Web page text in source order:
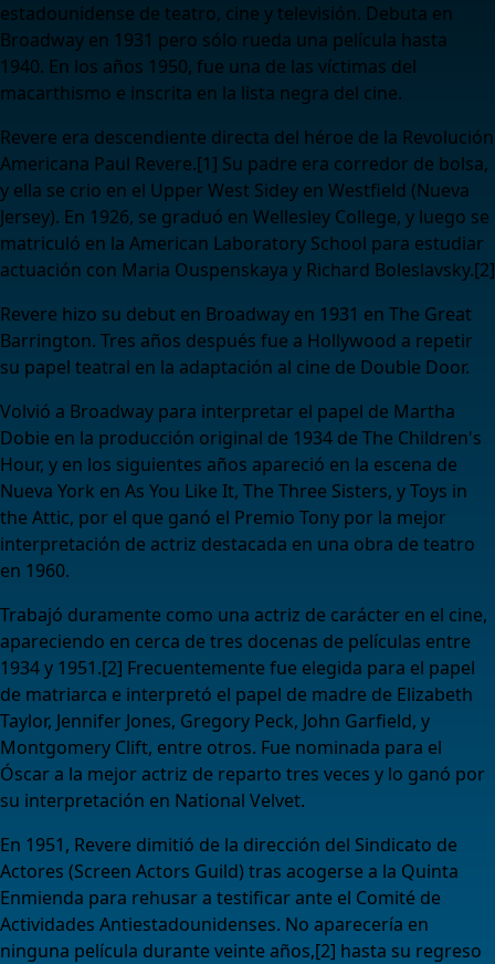
estadounidense de teatro, cine y televisión. Debuta en
Broadway en 1931 pero sólo rueda una película hasta
1940. En los años 1950, fue una de las víctimas del
macarthismo e inscrita en la lista negra del cine.
Revere era descendiente directa del héroe de la Revolución
Americana Paul Revere.[1]​ Su padre era corredor de bolsa,
y ella se crio en el Upper West Sidey en Westfield (Nueva
Jersey). En 1926, se graduó en Wellesley College, y luego se
matriculó en la American Laboratory School para estudiar
actuación con Maria Ouspenskaya y Richard Boleslavsky.[2]​
Revere hizo su debut en Broadway en 1931 en The Great
Barrington. Tres años después fue a Hollywood a repetir
su papel teatral en la adaptación al cine de Double Door.
Volvió a Broadway para interpretar el papel de Martha
Dobie en la producción original de 1934 de The Children's
Hour, y en los siguientes años apareció en la escena de
Nueva York en As You Like It, The Three Sisters, y Toys in
the Attic, por el que ganó el Premio Tony por la mejor
interpretación de actriz destacada en una obra de teatro
en 1960.
Trabajó duramente como una actriz de carácter en el cine,
apareciendo en cerca de tres docenas de películas entre
1934 y 1951.[2]​ Frecuentemente fue elegida para el papel
de matriarca e interpretó el papel de madre de Elizabeth
Taylor, Jennifer Jones, Gregory Peck, John Garfield, y
Montgomery Clift, entre otros. Fue nominada para el
Óscar a la mejor actriz de reparto tres veces y lo ganó por
su interpretación en National Velvet.
En 1951, Revere dimitió de la dirección del Sindicato de
Actores (Screen Actors Guild) tras acogerse a la Quinta
Enmienda para rehusar a testificar ante el Comité de
Actividades Antiestadounidenses. No aparecería en
ninguna película durante veinte años,[2]​ hasta su regreso